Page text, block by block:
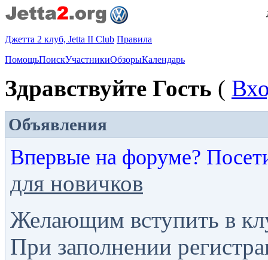
Джетта 2 клуб, Jetta II Club Правила
ПомощьПоискУчастникиОбзорыКалендарь
Здравствуйте Гость (
Объявления
Впервые на форуме?
для новичков
Желающим вступить в
При заполнении